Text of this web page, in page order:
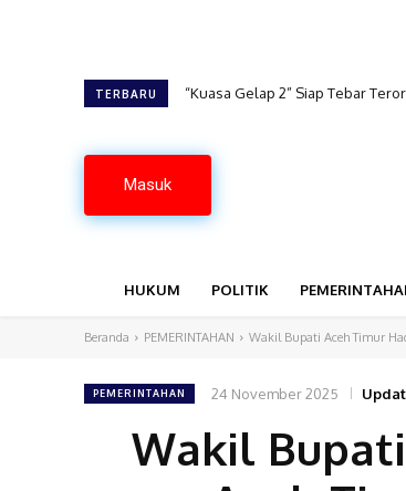
TERBARU “Kuasa Gelap 2” Siap Tebar Teror
Proses Pengambilan
Masuk
HUKUM POLITIK
Beranda PEMERINTAHAN Wakil Bupati Aceh Timur
PEMERINTAHAN 24 November 2025
Wakil